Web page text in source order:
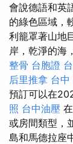
會說德語和英
的綠色區域，
利籠罩著山地
岸，乾淨的海
整骨 台胞證
后里推拿 台中
預訂可以在
照 台中油壓
或房間類型，
島和馬德拉座